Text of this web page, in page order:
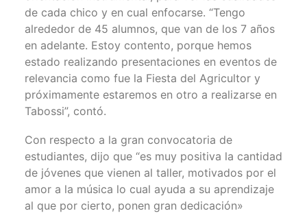
de cada chico y en cual enfocarse. “Tengo
alrededor de 45 alumnos, que van de los 7 años
en adelante. Estoy contento, porque hemos
estado realizando presentaciones en eventos de
relevancia como fue la Fiesta del Agricultor y
próximamente estaremos en otro a realizarse en
Tabossi”, contó.
Con respecto a la gran convocatoria de
estudiantes, dijo que “es muy positiva la cantidad
de jóvenes que vienen al taller, motivados por el
amor a la música lo cual ayuda a su aprendizaje
al que por cierto, ponen gran dedicación»